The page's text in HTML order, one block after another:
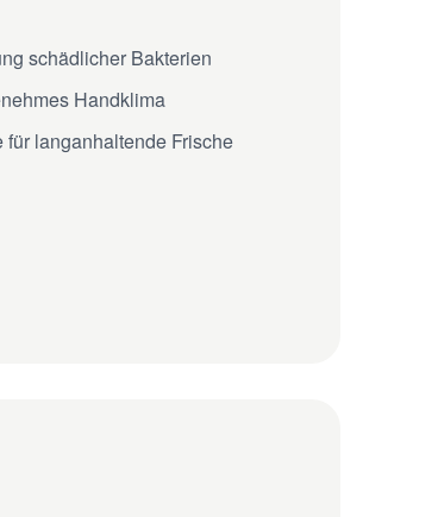
schädlicher Bakterien
Handklima
langanhaltende Frische